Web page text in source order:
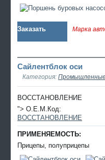
Заказать Марка
Сайлентблок оси
Категория: Промышленные
ВОССТАНОВЛЕНИЕ
"> O.E.M.Код:
ВОССТАНОВЛЕНИЕ
ПРИМЕНЯЕМОСТЬ:
Прицепы, полуприцепы